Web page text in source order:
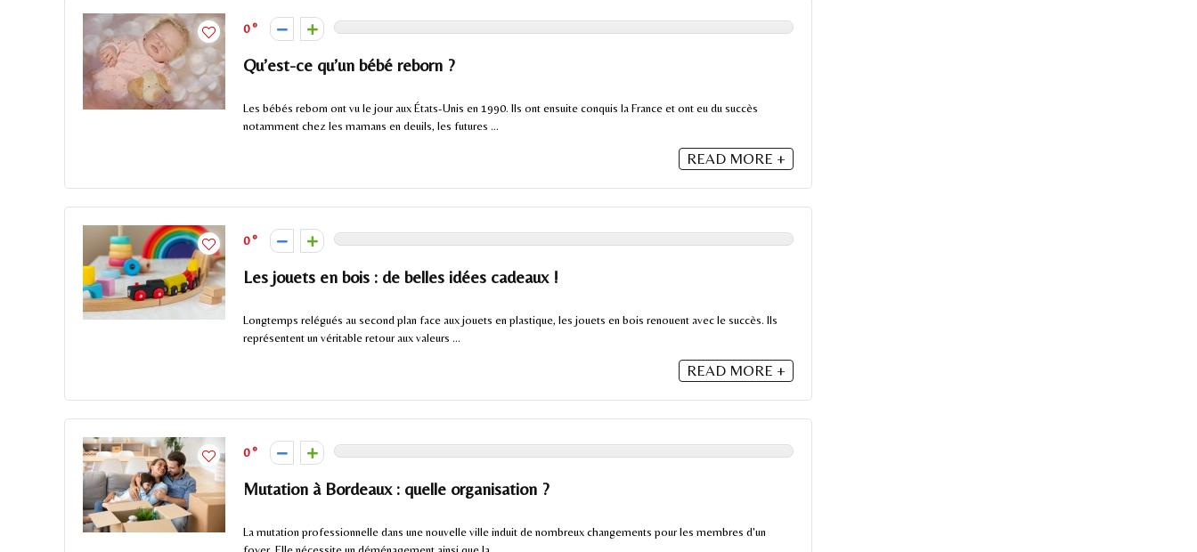
0
Qu’est-ce qu’un bébé reborn ?
Les bébés reborn ont vu le jour aux États-Unis en 1990. Ils ont ensuite conquis la France et ont eu du succès
notamment chez les mamans en deuils, les futures ...
READ MORE +
0
Les jouets en bois : de belles idées cadeaux !
Longtemps relégués au second plan face aux jouets en plastique, les jouets en bois renouent avec le succès. Ils
représentent un véritable retour aux valeurs ...
READ MORE +
0
Mutation à Bordeaux : quelle organisation ?
La mutation professionnelle dans une nouvelle ville induit de nombreux changements pour les membres d'un